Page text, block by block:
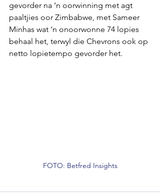
gevorder na ‘n oorwinning met agt
paaltjies oor Zimbabwe, met Sameer
Minhas wat ‘n onoorwonne 74 lopies
behaal het, terwyl die Chevrons ook op
netto lopietempo gevorder het.
FOTO: Betfred Insights